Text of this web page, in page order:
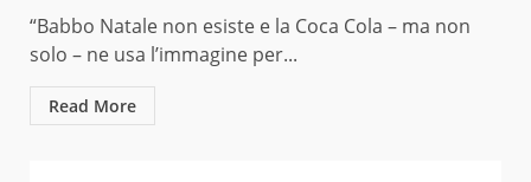
“Babbo Natale non esiste e la Coca Cola – ma non
solo – ne usa l’immagine per...
Read More